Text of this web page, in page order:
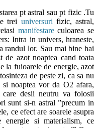
pt astral sau pt fizic .Tu
trei universuri fizic, astral,
manifestareculoarea se
Intra in univers, hraneste,
randul lor. Sau mai bine hai
azot noaptea cand toata
la fuioarele de energie, azot
de peste zi, ca sa nu
noaptea vor da O2 afara,
desii neutru va folosii
sunt si-n astral ”precum in
ce efect are soarele asupra
energie si materialism, ce